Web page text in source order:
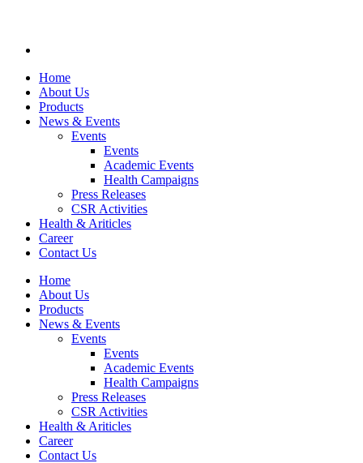
Home
About Us
Products
News & Events
Events
Events
Academic Events
Health Campaigns
Press Releases
CSR Activities
Health & Ariticles
Career
Contact Us
Home
About Us
Products
News & Events
Events
Events
Academic Events
Health Campaigns
Press Releases
CSR Activities
Health & Ariticles
Career
Contact Us